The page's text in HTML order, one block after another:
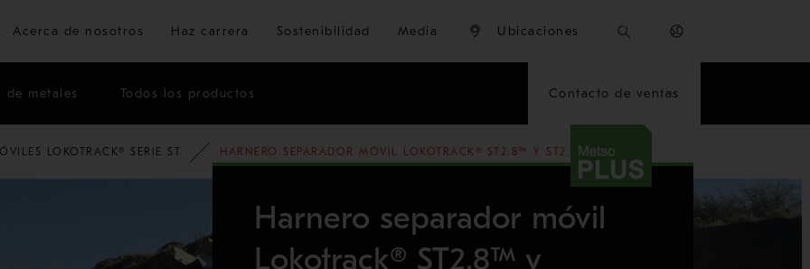
Ir al contenido principal
Acerca de nosotros Haz carrera Sostenibilidad Media Ubicaciones
de metales Todos los productos Contacto de ventas
LOKOTRACK® SERIE ST HARNERO SEPARADOR MÓVIL LOKOTRACK® ST2.8™ Y ST2.8E™
Harnero separador móvil
Lokotrack® ST2.8™ y